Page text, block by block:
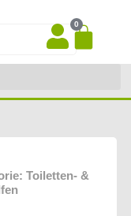
0
Toiletten- &